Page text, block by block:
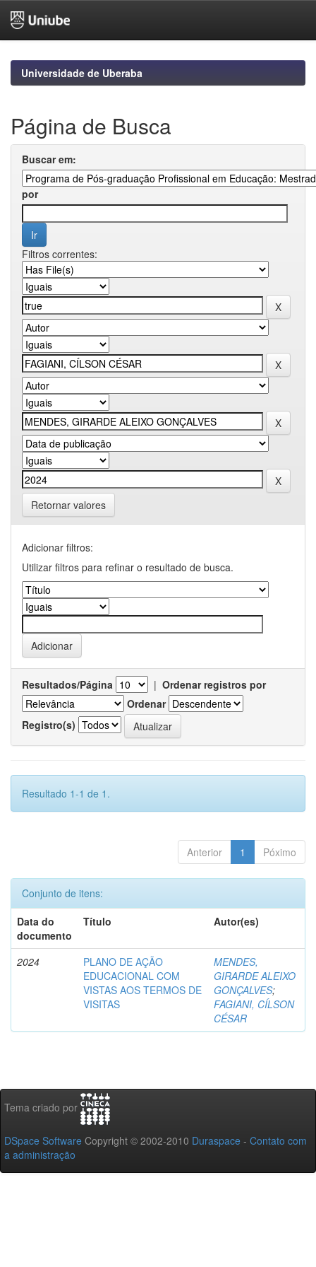
navigationUniversidade de Uberaba
Página de Busca
Buscar em:
por
Filtros correntes:
Retornar valores
Adicionar filtros:
Utilizar filtros para refinar o resultado de busca.
Resultados/Página | Ordenar registros por
Ordenar
Registro(s)
Resultado 1-1 de 1.
Anterior 1 Póximo
Conjunto de itens:
Data do
documento
Título Autor(es)
2024
PLANO DE AÇÃO
EDUCACIONAL COM
VISTAS AOS TERMOS DE
VISITAS
MENDES,
GIRARDE ALEIXO
GONÇALVES;
FAGIANI, CÍLSON
CÉSAR
Tema criado por
DSpace Software Copyright © 2002-2010 Duraspace - Contato com
a administração